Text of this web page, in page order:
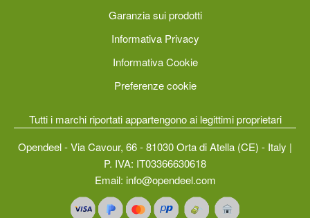
Garanzia sui prodotti
Informativa Privacy
Informativa Cookie
Preferenze cookie
Tutti i marchi riportati appartengono ai legittimi proprietari
Opendeel - Via Cavour, 66 - 81030 Orta di Atella (CE) - Italy |
P. IVA: IT03366630618
Email: info@opendeel.com